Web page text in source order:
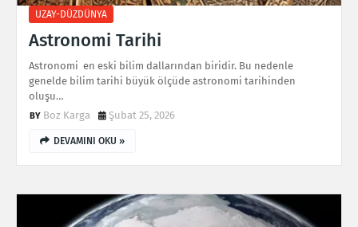
UZAY-DÜZDÜNYA
Astronomi Tarihi
Astronomi en eski bilim dallarından biridir. Bu nedenle
genelde bilim tarihi büyük ölçüde astronomi tarihinden
oluşu…
Boz Karga
Şubat 25, 2026
DEVAMINI OKU »